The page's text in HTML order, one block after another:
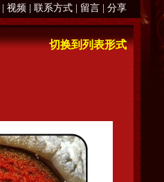
视频 联系方式 留言 分享
切换到列表形式